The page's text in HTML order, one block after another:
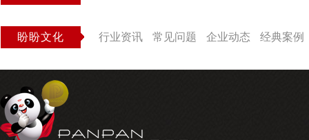
盼盼文化 行业资讯 常见问题 企业动态 经典案例